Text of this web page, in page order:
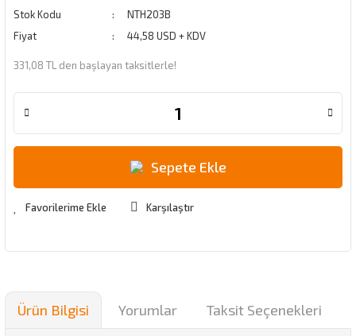
Stok Kodu
NTH203B
Fiyat
44,58 USD + KDV
331,08 TL den başlayan taksitlerle!
Sepete Ekle
Karşılaştır
Ürün Bilgisi Yorumlar Taksit Seçenekleri